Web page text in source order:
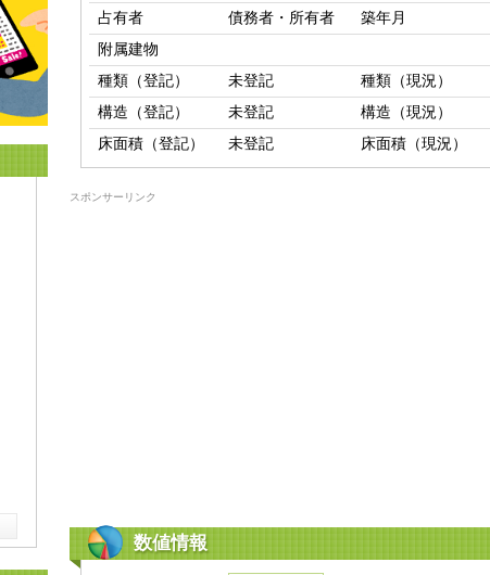
占有者
債務者・所有者 築年月
附属建物
種類（登記）
未登記 種類（現況）
構造（登記）
未登記 構造（現況）
床面積（登記）
未登記 床面積（現況）
スポンサーリンク
数値情報